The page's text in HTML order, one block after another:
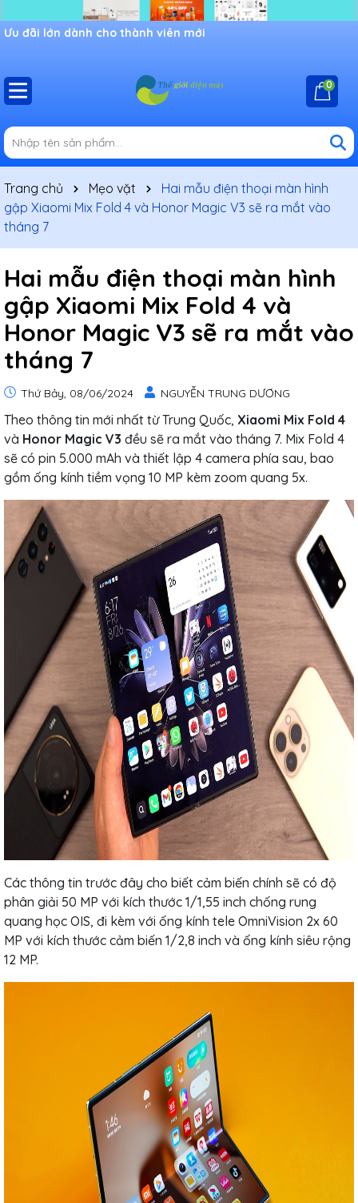
Ưu đãi lớn dành cho thành viên mới
0
Trang chủ Mẹo vặt
Hai mẫu điện thoại màn hình
gập Xiaomi Mix Fold 4 và Honor Magic V3 sẽ ra mắt vào
tháng 7
Hai mẫu điện thoại màn hình
gập Xiaomi Mix Fold 4 và
Honor Magic V3 sẽ ra mắt vào
tháng 7
Thứ Bảy, 08/06/2024 NGUYỄN TRUNG DƯƠNG
Theo thông tin mới nhất từ Trung Quốc, Xiaomi Mix Fold 4
và Honor Magic V3 đều sẽ ra mắt vào tháng 7. Mix Fold 4
sẽ có pin 5.000 mAh và thiết lập 4 camera phía sau, bao
gồm ống kính tiềm vọng 10 MP kèm zoom quang 5x.
Các thông tin trước đây cho biết cảm biến chính sẽ có độ
phân giải 50 MP với kích thước 1/1,55 inch chống rung
quang học OIS, đi kèm với ống kính tele OmniVision 2x 60
MP với kích thước cảm biến 1/2,8 inch và ống kính siêu rộng
12 MP.